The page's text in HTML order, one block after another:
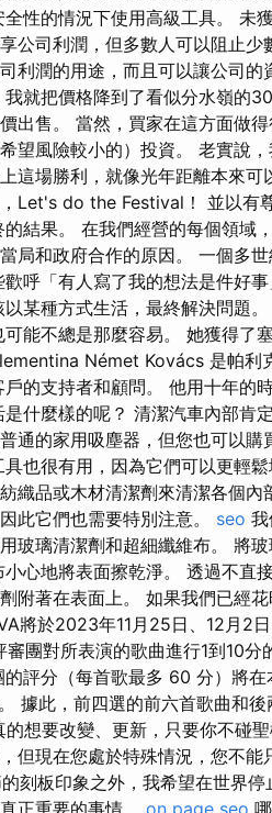
性的情況下使用高級工具。 未
公司利潤，但多數人可以阻止
利潤的用途，而且可以讓公司
就把價格降到了看似分水嶺的
出售。 當然，買家在這方面做
望風險較小的）投資。 老實說
這場勝利，就像光年距離本來
Let's do the Festival！ 並以有
結果。 在我們經營的每個領域
局和政府合作的原因。 一個多
歡呼「有人寫了我的想法是件好
某種方式生活，最終解決問題
能不總是那麼容易。 她獲得了
Német Kovács 是帕利
的支持者和顧問。 他用十年的
什麼樣的呢？ 清潔汽車內部肯
通的家用吸塵器，但您也可以
也很有用，因為它們可以更輕
織品或木材清潔劑來清潔各個
此它們也需要特別注意。 seo
玻璃清潔劑和超細纖維布。 將
心地將表面擦乾淨。 透過不直
附著在表面上。 如果我們已經
將於2023年11月25日、12月2
團對所表演的歌曲進行1到10
的評分（每首歌最多 60 分）將在
據此，前四選的前六首歌曲和
想要改變、更新，只要你不碰
但現在您處於特殊情況，您不
刻板印象之外，我希望在世界
正重要的事情。 on page seo